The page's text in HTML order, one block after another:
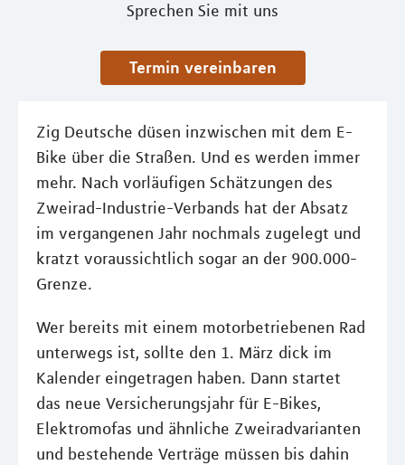
Sprechen Sie mit uns
Termin vereinbaren
Zig Deutsche düsen inzwischen mit dem E-
Bike über die Straßen. Und es werden immer
mehr. Nach vorläufigen Schätzungen des
Zweirad-Industrie-Verbands hat der Absatz
im vergangenen Jahr nochmals zugelegt und
kratzt voraussichtlich sogar an der 900.000-
Grenze.
Wer bereits mit einem motorbetriebenen Rad
unterwegs ist, sollte den 1. März dick im
Kalender eingetragen haben. Dann startet
das neue Versicherungsjahr für E-Bikes,
Elektromofas und ähnliche Zweiradvarianten
und bestehende Verträge müssen bis dahin